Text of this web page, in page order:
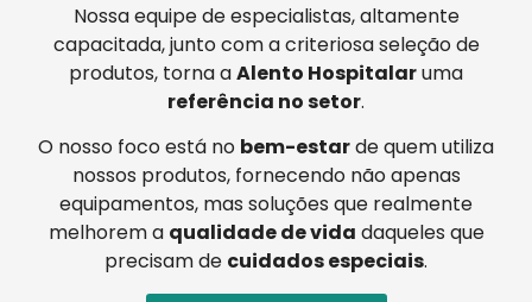
Nossa equipe de especialistas, altamente
capacitada, junto com a criteriosa seleção de
produtos, torna aAlento Hospitalaruma
referência no setor.
O nosso foco está no bem-estarde quem utiliza
nossos produtos, fornecendo não apenas
equipamentos, mas soluções que realmente
melhorem a qualidade de vida daqueles que
precisam de cuidados especiais.